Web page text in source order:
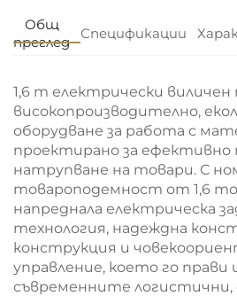
Общ
преглед
Спецификации
1,6 т електрически виличен
високопроизводително,
оборудване за работа с
проектирано за ефективно
натрупване на товари. С
товароподемност от 1,6
напреднала електрическа
технология, надеждна
конструкция и
управление, което го прави
съвременните логистични,